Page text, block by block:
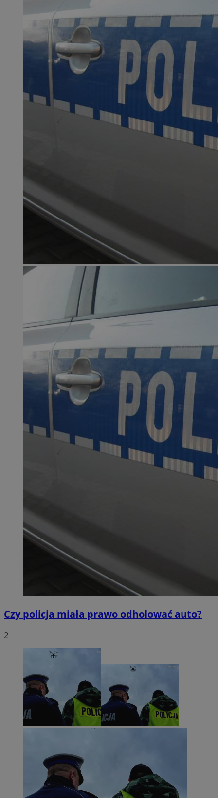
Czy policja miała prawo odholować auto?
2